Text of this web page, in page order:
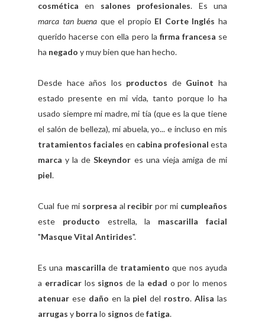
cosmética en salones profesionales. Es una
marca tan buena que el propio El Corte Inglés ha
querido hacerse con ella pero la firma francesa se
ha negado y muy bien que han hecho.
Desde hace años los productos de Guinotha
estado presente en mi vida, tanto porque lo ha
usado siempre mi madre, mi tía (que es la que tiene
el salón de belleza), mi abuela, yo... e incluso en mis
tratamientos faciales en cabina profesional esta
marca y la deSkeyndor es una vieja amiga de mi
piel.
Cual fue misorpresa al recibir por mi cumpleaños
este producto estrella, la mascarilla facial
"Masque Vital Antirides".
Es una mascarilla de tratamiento que nos ayuda
a erradicarlos signos de la edad o por lo menos
atenuar esedaño en la piel del rostro.Alisa las
arrugas y borra lo signos defatiga.